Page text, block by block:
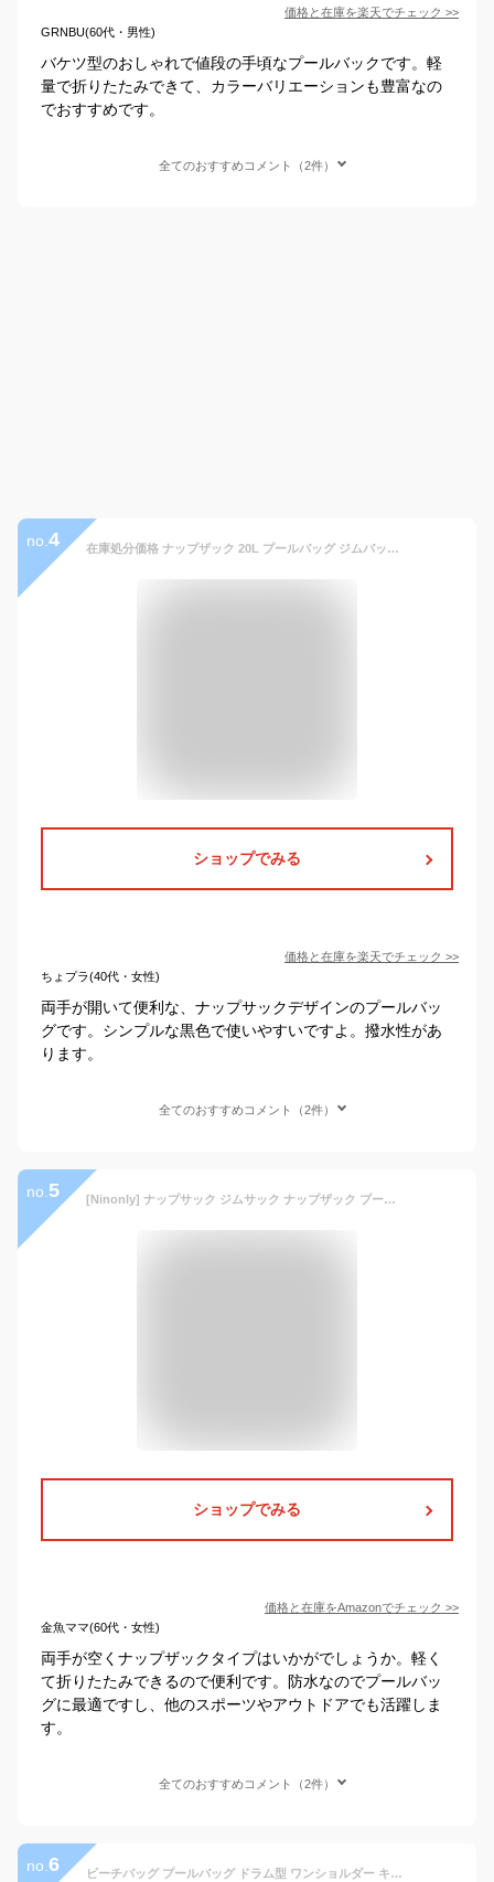
価格と在庫を楽天でチェック >>
GRNBU(60代・男性)
バケツ型のおしゃれで値段の手頃なプールバックです。軽
量で折りたたみできて、カラーバリエーションも豊富なの
でおすすめです。
全てのおすすめコメント（2件）
no. 4 在庫処分価格 ナップザック 20L プールバッグ ジムバッグ メンズ レディース 大容量 A4 B4 撥水 巾着バッグ ショルダー シンプル オシャレ バックパック リュック リュックサック ブランド スポーツ 部活 体操着入れ プレゼント サブバッグ NAP1
ショップでみる
価格と在庫を楽天でチェック >>
ちょプラ(40代・女性)
両手が開いて便利な、ナップサックデザインのプールバッ
グです。シンプルな黒色で使いやすいですよ。撥水性があ
ります。
全てのおすすめコメント（2件）
no. 5 [Ninonly] ナップサック ジムサック ナップザック プールバッグ 大容量 防水 軽量 折り畳み 乾湿分離 多機能 シューズ収納バッグ エコバッグ 巾着袋 水泳 運動 旅行 アウトドア ブラック
ショップでみる
価格と在庫をAmazonでチェック >>
金魚ママ(60代・女性)
両手が空くナップザックタイプはいかがでしょうか。軽く
て折りたたみできるので便利です。防水なのでプールバッ
グに最適ですし、他のスポーツやアウトドアでも活躍しま
す。
全てのおすすめコメント（2件）
no. 6 ビーチバッグ プールバッグ ドラム型 ワンショルダー キッズ メンズ レディース 男女兼用 スイムバッグ